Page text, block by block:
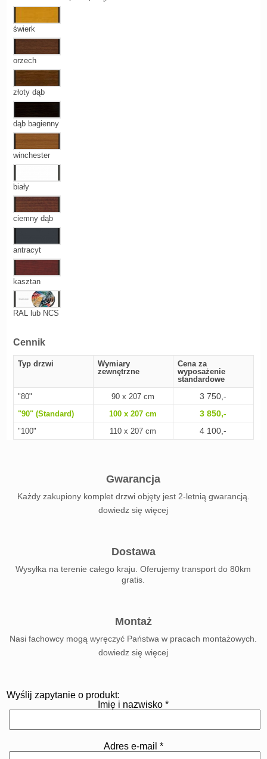
świerk
orzech
złoty dąb
dąb bagienny
winchester
biały
ciemny dąb
antracyt
kasztan
RAL lub NCS
Cennik
Typ drzwi
Wymiary
zewnętrzne
Cena za
wyposażenie
standardowe
"80"
90 x 207 cm 3 750,-
"90" (Standard) 100 x 207 cm 3 850,-
"100" 110 x 207 cm 4 100,-
Gwarancja
Każdy zakupiony komplet drzwi objęty jest 2-letnią gwarancją.
dowiedz się więcej
Dostawa
Wysyłka na terenie całego kraju. Oferujemy transport do 80km
gratis.
Montaż
Nasi fachowcy mogą wyręczyć Państwa w pracach montażowych.
dowiedz się więcej
Wyślij zapytanie o produkt:
Imię i nazwisko *
Adres e-mail *